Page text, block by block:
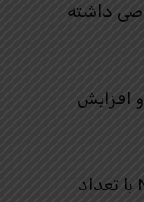
داشته
افزایش
اگر تقاضا برای کلکسیون NFT با تعداد